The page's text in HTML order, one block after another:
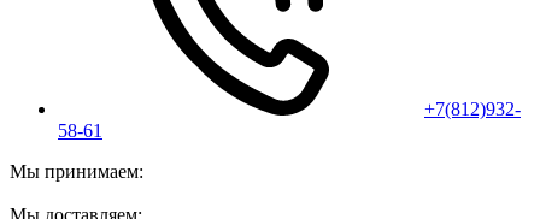
+7(812)932-
58-61
Мы принимаем:
Мы доставляем: